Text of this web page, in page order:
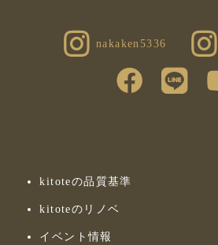
nakaken5336
kitoteの品質基準
kitoteのリノベ
イベント情報